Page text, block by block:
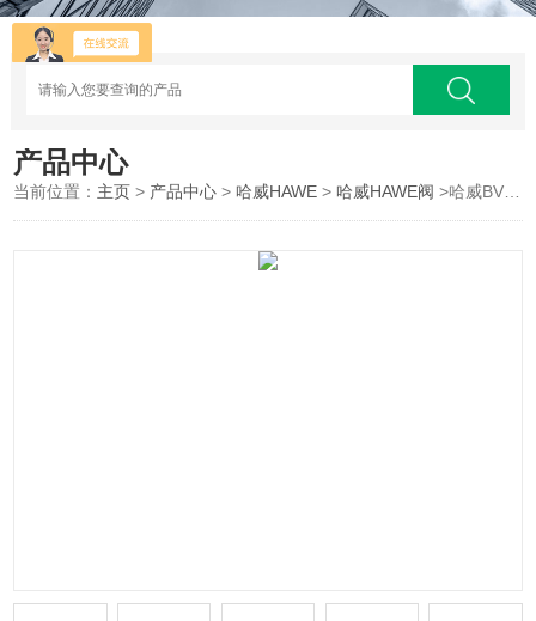
产品中心
当前位置： 主页 > 产品中心 >哈威HAWE >哈威HAWE阀 >哈威BVH系列电磁换向阀